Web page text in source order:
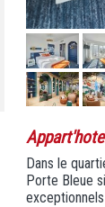
Dans le
Porte Bleue